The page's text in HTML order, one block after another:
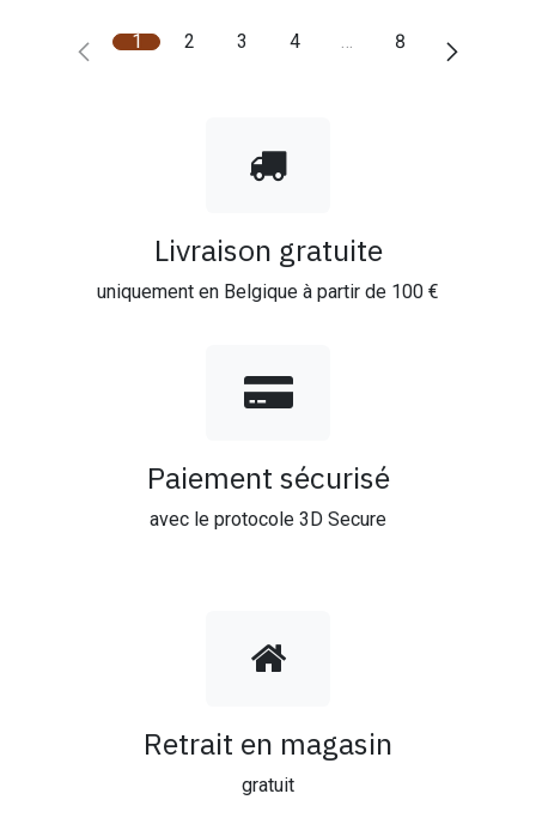
1 2 3 4 8
Livraison gratuite
uniquement en Belgique à partir de 100 €
Paiement sécurisé
avec le protocole 3D Secure
Retrait en magasin
gratuit